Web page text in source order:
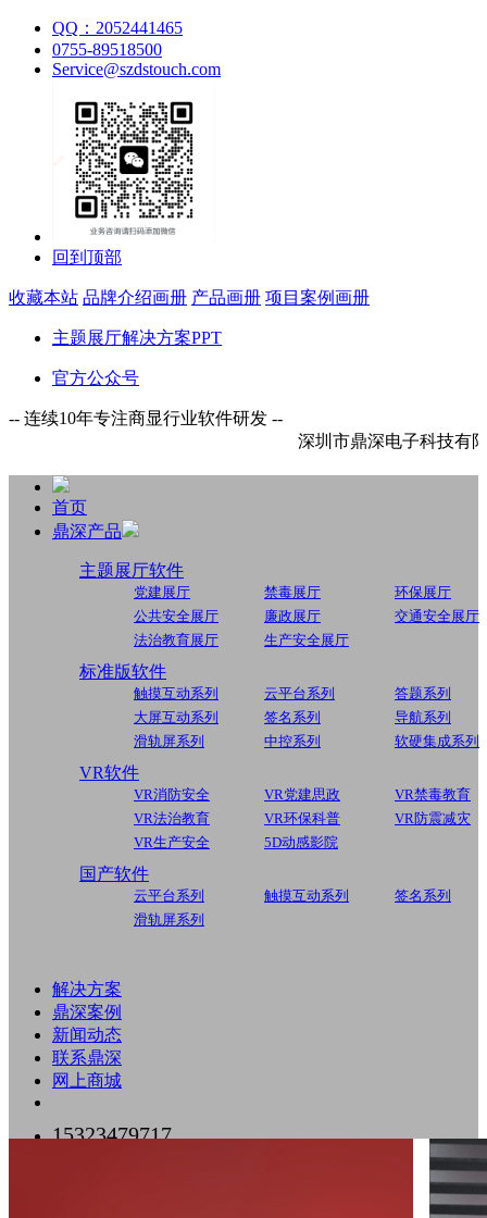
QQ：2052441465
0755-89518500
Service@szdstouch.com
回到顶部
收藏本站 品牌介绍画册 产品画册 项目案例画册
主题展厅解决方案PPT
官方公众号
-- 连续10年专注商显行业软件研发 --
深圳市鼎深电子科技有限公司欢
首页
鼎深产品
主题展厅软件
党建展厅 禁毒展厅
环保展厅
公共安全展厅
廉政展厅
交通安全展厅
法治教育展厅
生产安全展厅
标准版软件
触摸互动系列 云平台系列
答题系列
大屏互动系列
签名系列
导航系列
滑轨屏系列
中控系列 软硬集成系列
VR软件
VR消防安全 VR党建思政
VR禁毒教育
VR法治教育
VR环保科普
VR防震减灾
VR生产安全
5D动感影院
国产软件
云平台系列 触摸互动系列
签名系列
滑轨屏系列
解决方案
鼎深案例
新闻动态
联系鼎深
网上商城
15323479717